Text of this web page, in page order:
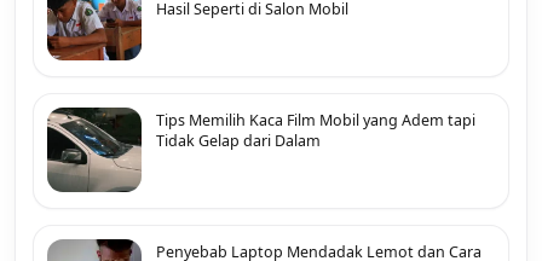
Hasil Seperti di Salon Mobil
Tips Memilih Kaca Film Mobil yang Adem tapi
Tidak Gelap dari Dalam
Penyebab Laptop Mendadak Lemot dan Cara